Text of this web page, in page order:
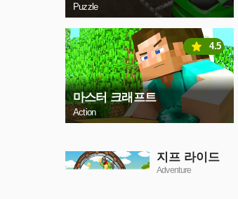
Puzzle
마스터 크래프트
Action
4.5
지프 라이드
Adventure